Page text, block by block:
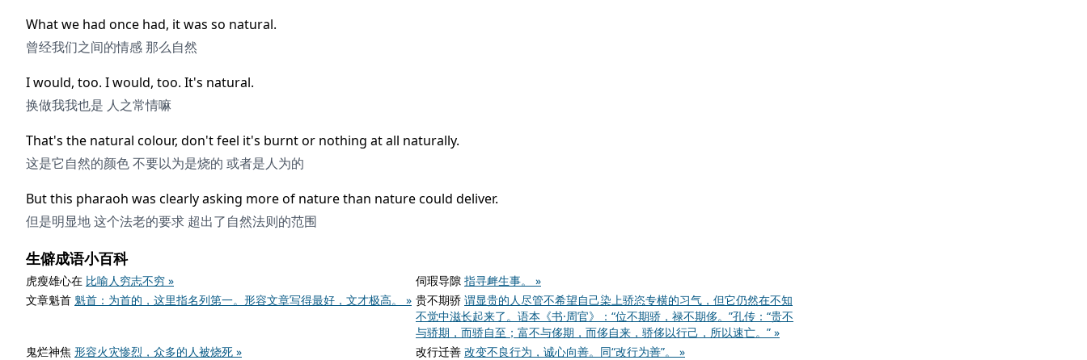
What we had once had, it was so natural.
曾经我们之间的情感 那么自然
I would, too. I would, too. It's natural.
换做我我也是 人之常情嘛
That's the natural colour, don't feel it's burnt or nothing at all naturally.
这是它自然的颜色 不要以为是烧的 或者是人为的
But this pharaoh was clearly asking more of nature than nature could deliver.
但是明显地 这个法老的要求 超出了自然法则的范围
生僻成语小百科
虎瘦雄心在 比喻人穷志不穷 » 伺瑕导隙 指寻衅生事。 »
文章魁首 魁首：为首的，这里指名列第一。形容文章写得最好，文才极高。 » 贵不期骄 谓显贵的人尽管不希望自己染上骄恣专横的习气，但它仍然在不知
不觉中滋长起来了。语本《书·周官》：“位不期骄，禄不期侈。”孔传：“贵不
与骄期，而骄自至；富不与侈期，而侈自来，骄侈以行己，所以速亡。” »
鬼烂神焦 形容火灾惨烈，众多的人被烧死 » 改行迁善 改变不良行为，诚心向善。同“改行为善”。 »